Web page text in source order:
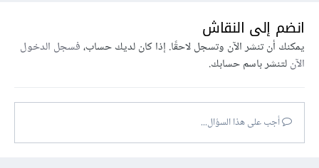
انضم إلى النقاش
يمكنك أن تنشر الآن وتسجل لاحقًا. إذا كان لديك حساب،فسجل الدخول
الآنلتنشر باسم حسابك.
أجب على هذا السؤال...